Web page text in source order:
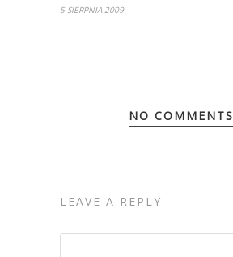
5 SIERPNIA 2009
NO COMMENTS
LEAVE A REPLY